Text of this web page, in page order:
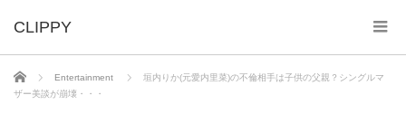
ホーム Entertainment
垣内りか(元愛内里菜)の不倫相手は子供の父親？シングルマ
ザー美談が崩壊・・・